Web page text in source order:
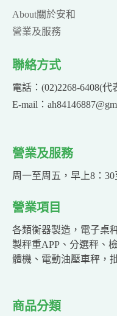
About關於安和
營業及服務
聯絡方式
電話：(02)2268-6408(代
E-mail：
營業及服務
周一至周五，早上8：30
營業項目
各類衡器製造，電子桌
製秤重APP、分選秤、
體機、電動油壓車秤，
商品分類